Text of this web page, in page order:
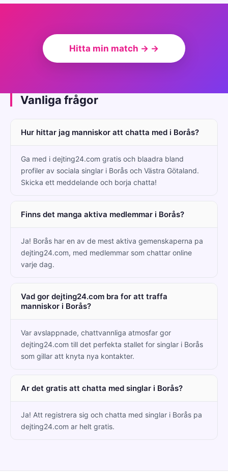
Hitta min match → →
Vanliga frågor
Hur hittar jag manniskor att chatta med i Borås?
Ga med i dejting24.com gratis och blaadra bland
profiler av sociala singlar i Borås och Västra Götaland.
Skicka ett meddelande och borja chatta!
Finns det manga aktiva medlemmar i Borås?
Ja! Borås har en av de mest aktiva gemenskaperna pa
dejting24.com, med medlemmar som chattar online
varje dag.
Vad gor dejting24.com bra for att traffa
manniskor i Borås?
Var avslappnade, chattvannliga atmosfar gor
dejting24.com till det perfekta stallet for singlar i Borås
som gillar att knyta nya kontakter.
Ar det gratis att chatta med singlar i Borås?
Ja! Att registrera sig och chatta med singlar i Borås pa
dejting24.com ar helt gratis.